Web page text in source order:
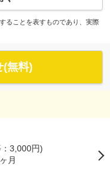
ることを表すものであり、実際
(無料)
3,000円)
月